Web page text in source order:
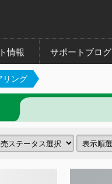
情報 サポートブログ
リング